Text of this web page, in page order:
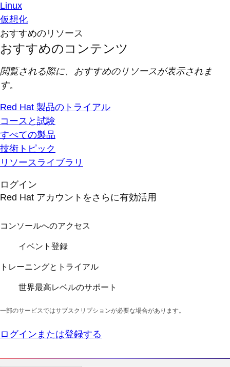
Linux
仮想化
おすすめのリソース
おすすめのコンテンツ
閲覧される際に、おすすめのリソースが表示されま
す。
Red Hat 製品のトライアル
コースと試験
すべての製品
技術トピック
リソースライブラリ
ログイン
Red Hat アカウントをさらに有効活用
コンソールへのアクセス
イベント登録
トレーニングとトライアル
世界最高レベルのサポート
一部のサービスではサブスクリプションが必要な場合があります。
ログインまたは登録する